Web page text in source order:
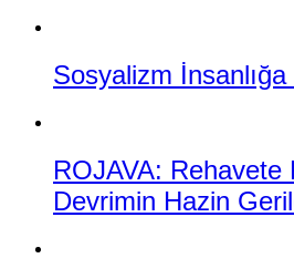
Sosyalizm
ROJAVA: Rehavete
Devrimin Hazin